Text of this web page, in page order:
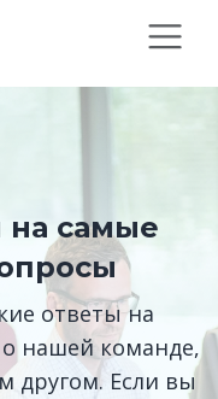
на самые
ответы на
нашей команде,
другом. Если вы